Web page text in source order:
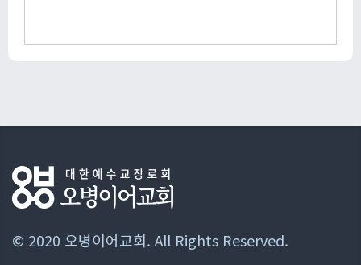
© 2020 오병이어교회. All Rights Reserved.